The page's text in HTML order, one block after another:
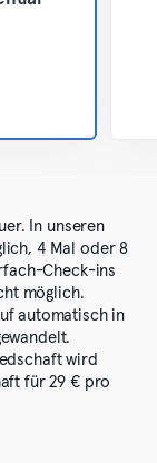
In unseren
4 Mal oder 8
Check-ins
möglich.
automatisch in
wird
für 29 € pro